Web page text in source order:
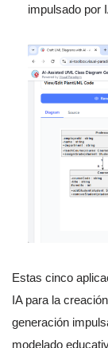
impulsado por
Estas cinco
IA para la
generación
modelado